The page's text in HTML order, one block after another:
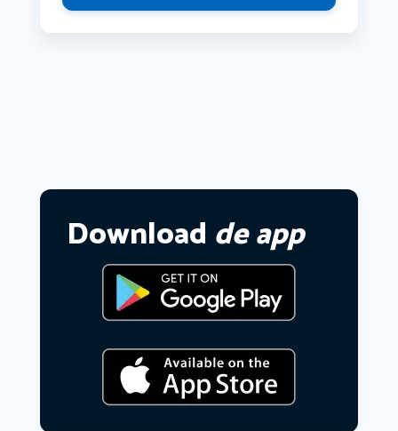
Download de app